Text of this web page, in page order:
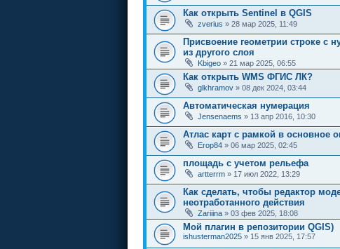
Как открыть Sentinel в QGIS
zverius » 28 мар 2025, 11:49
Присвоение геометрии строке с
из другого слоя
Kbigeo » 21 мар 2025, 06:55
Как открыть WMS ФГИС ЛК?
glkhramov » 08 дек 2024, 03:44
Автоматическая нумерация
Jensenaems » 13 апр 2016, 10:30
Атлас карт с рамкой в основное
Егор84 » 06 мар 2025, 02:45
площадь с учетом рельефа
artterrm » 17 июл 2022, 13:29
Как сделать, чтобы редактор
неотработанного действия
Zariiina » 03 фев 2025, 18:08
Мой плагин в репозитории QGIS)
ishusterman2025 » 15 янв 2025, 17:57